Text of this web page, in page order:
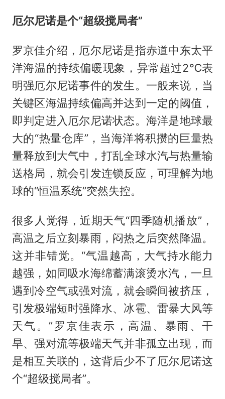
厄尔尼诺是个“超级搅局者”
罗京佳介绍，厄尔尼诺是指赤道中东太平
洋海温的持续偏暖现象，异常超过2℃表
明强厄尔尼诺事件的发生。一般来说，当
关键区海温持续偏高并达到一定的阈值，
即判定进入厄尔尼诺状态。海洋是地球最
大的“热量仓库”，当海洋将积攒的巨量热
量释放到大气中，打乱全球水汽与热量输
送格局，就会引发连锁反应，可理解为地
球的“恒温系统”突然失控。
很多人觉得，近期天气“四季随机播放”，
高温之后立刻暴雨，闷热之后突然降温。
这并非错觉。“气温越高，大气持水能力
越强，如同吸水海绵蓄满滚烫水汽，一旦
遇到冷空气或强对流，就会瞬间被挤压，
引发极端短时强降水、冰雹、雷暴大风等
天气。”罗京佳表示，高温、暴雨、干
旱、强对流等极端天气并非孤立出现，而
是相互关联的，这背后少不了厄尔尼诺这
个“超级搅局者”。